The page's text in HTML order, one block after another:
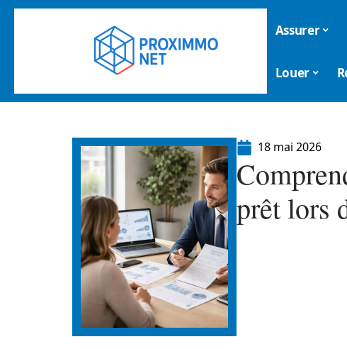
Assurer
Louer
18 mai 2026
prêt lors